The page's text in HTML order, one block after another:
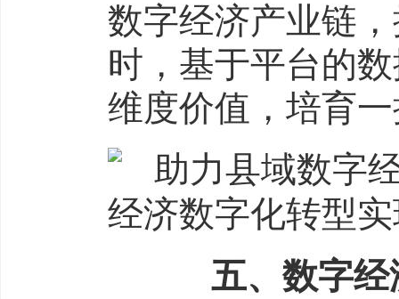
数字经济产业链
时，基于平台的
维度价值，培育
五、数字经